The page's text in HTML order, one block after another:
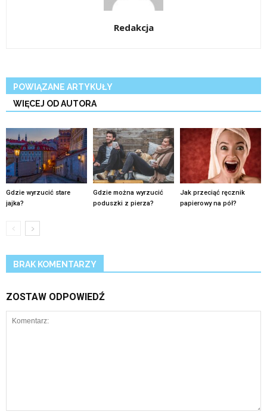
Redakcja
POWIĄZANE ARTYKUŁY
WIĘCEJ OD AUTORA
Gdzie wyrzucić stare
jajka?
Gdzie można wyrzucić
poduszki z pierza?
Jak przeciąć ręcznik
papierowy na pół?
BRAK KOMENTARZY
ZOSTAW ODPOWIEDŹ